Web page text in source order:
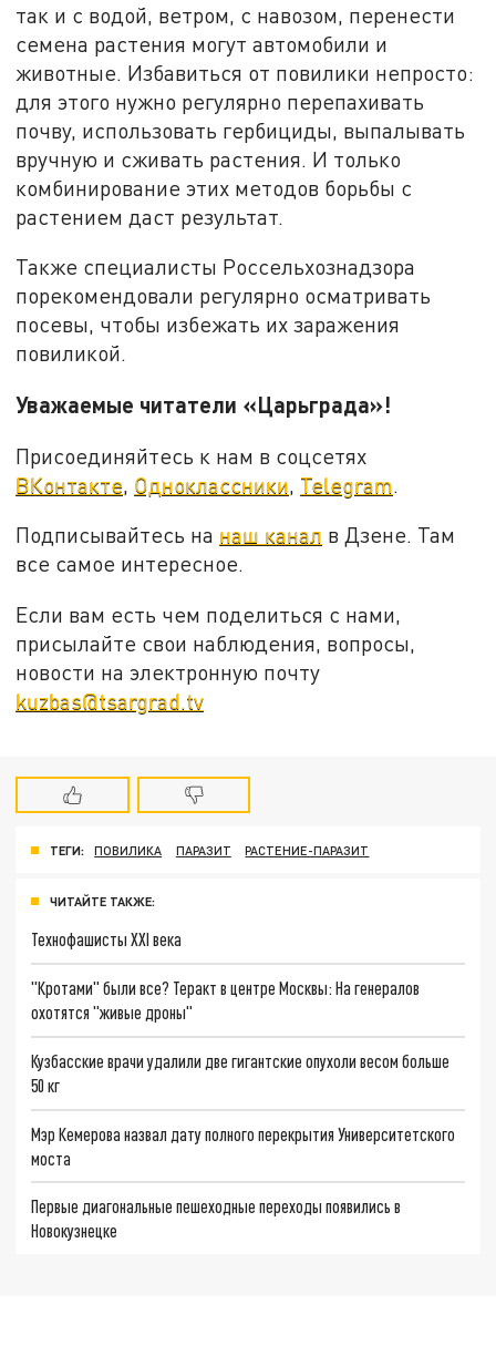
так и с водой, ветром, с навозом, перенести
семена растения могут автомобили и
животные. Избавиться от повилики непросто:
для этого нужно регулярно перепахивать
почву, использовать гербициды, выпалывать
вручную и сживать растения. И только
комбинирование этих методов борьбы с
растением даст результат.
Также специалисты Россельхознадзора
порекомендовали регулярно осматривать
посевы, чтобы избежать их заражения
повиликой.
Уважаемые читатели «Царьграда»!
Присоединяйтесь к нам в соцсетях
ВКонтакте, Одноклассники, Telegram.
Подписывайтесь на наш канал в Дзене. Там
все самое интересное.
Если вам есть чем поделиться с нами,
присылайте свои наблюдения, вопросы,
новости на электронную почту
kuzbas@tsargrad.tv
ТЕГИ: ПОВИЛИКА ПАРАЗИТ РАСТЕНИЕ-ПАРАЗИТ
ЧИТАЙТЕ ТАКЖЕ:
Технофашисты XXI века
"Кротами" были все? Теракт в центре Москвы: На генералов
охотятся "живые дроны"
Кузбасские врачи удалили две гигантские опухоли весом больше
50 кг
Мэр Кемерова назвал дату полного перекрытия Университетского
моста
Первые диагональные пешеходные переходы появились в
Новокузнецке